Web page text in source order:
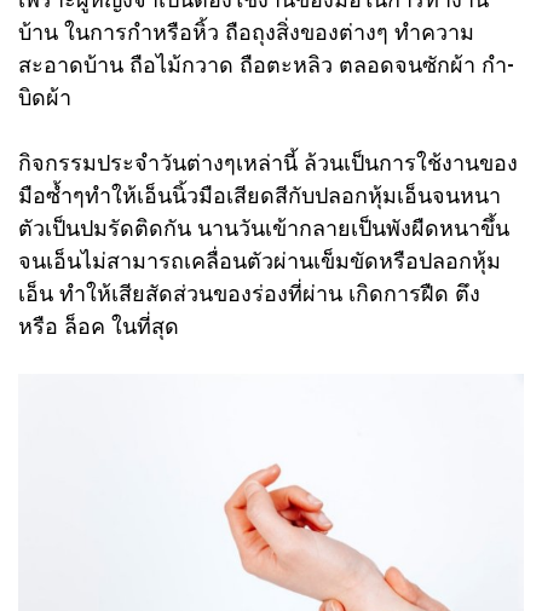
บ้าน ในการกำหรือหิ้ว ถือถุงสิ่งของต่างๆ ทำความ
สะอาดบ้าน ถือไม้กวาด ถือตะหลิว ตลอดจนซักผ้า กำ-
บิดผ้า
กิจกรรมประจำวันต่างๆเหล่านี้ ล้วนเป็นการใช้งานของ
มือซ้ำๆทำให้เอ็นนิ้วมือเสียดสีกับปลอกหุ้มเอ็นจนหนา
ตัวเป็นปมรัดติดกัน นานวันเข้ากลายเป็นพังผืดหนาขึ้น
จนเอ็นไม่สามารถเคลื่อนตัวผ่านเข็มขัดหรือปลอกหุ้ม
เอ็น ทำให้เสียสัดส่วนของร่องที่ผ่าน เกิดการฝืด ตึง
หรือ ล็อค ในที่สุด